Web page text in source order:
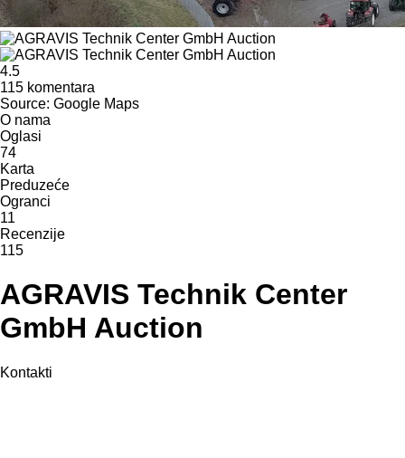
4.5
115 komentara
Source: Google Maps
O nama
Oglasi
74
Karta
Preduzeće
Ogranci
11
Recenzije
115
AGRAVIS Technik Center
GmbH Auction
Kontakti